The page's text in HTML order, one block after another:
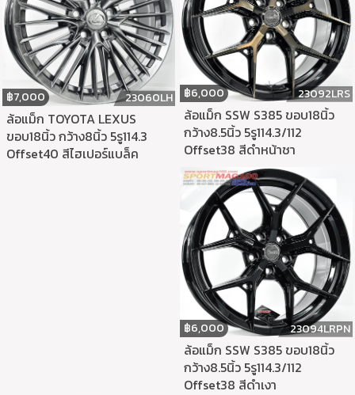
฿7,000 23060LH
ล้อแม็ก TOYOTA LEXUS
ขอบ18นิ้ว กว้าง8นิ้ว 5รู114.3
Offset40 สีไฮเปอร์แบล็ค
฿6,000 23092LRS
ล้อแม็ก SSW S385 ขอบ18นิ้ว
กว้าง8.5นิ้ว 5รู114.3/112
Offset38 สีดำหน้าชา
฿6,000 23094LRPN
ล้อแม็ก SSW S385 ขอบ18นิ้ว
กว้าง8.5นิ้ว 5รู114.3/112
Offset38 สีดำเงา